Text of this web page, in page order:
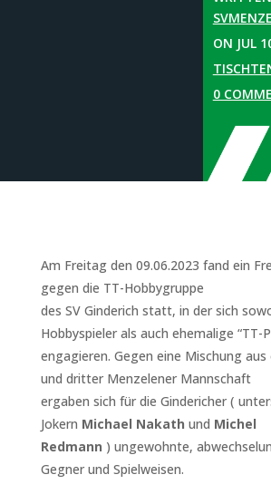
ON JUL
0
Am Freitag den 09.06.2023 fand ein
gegen die TT-Hobbygruppe
des SV Ginderich statt, in der sich
Hobbyspieler als auch ehemalige “TT-
engagieren. Gegen eine Mischung
und dritter Menzelener Mannschaft
ergaben sich für die Gindericher (
Jokern Michael Nakath und Michel
Redmann ) ungewohnte,
Gegner und Spielweisen.